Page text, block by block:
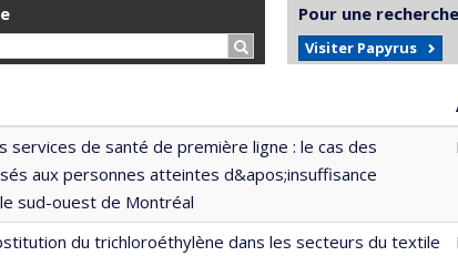
Rechercher…
Pour une
Visiter Papyrus
décroissant
en ordre décroissant
services de santé de première ligne : le cas des
aux personnes atteintes d&apos;insuffisance
sud-ouest de Montréal
du trichloroéthylène dans les secteurs du textile